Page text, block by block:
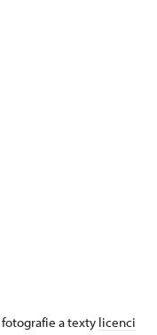
a texty licenci